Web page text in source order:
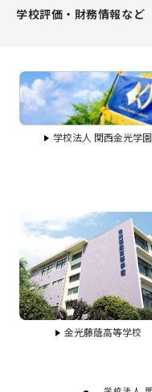
学校評価・財務情報など
学校法人 関西金光学園
金光藤蔭高等学校